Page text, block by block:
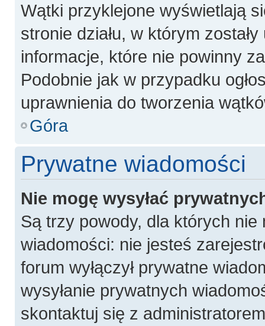
Wątki przyklejone wyświetlają
stronie działu, w którym
informacje, które nie powinny
Podobnie jak w przypadku
uprawnienia do tworzenia
Góra
Prywatne wiadomości
Nie mogę wysyłać
Są trzy powody, dla których nie
wiadomości: nie jesteś
forum wyłączył prywatne
wysyłanie prywatnych
skontaktuj się z